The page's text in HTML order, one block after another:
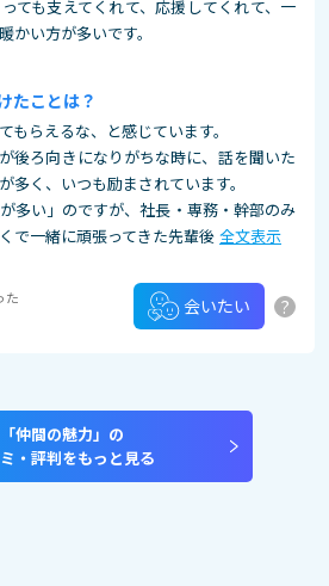
ても支えてくれて、応援してくれて、一
かい方が多いです。
たことは？
もらえるな、と感じています。
後ろ向きになりがちな時に、話を聞いた
多く、いつも励まされています。
多い」のですが、社長・専務・幹部のみ
で一緒に頑張ってきた先輩後 全文表示
た
会いたい ?
「仲間の魅力」の
・評判をもっと見る